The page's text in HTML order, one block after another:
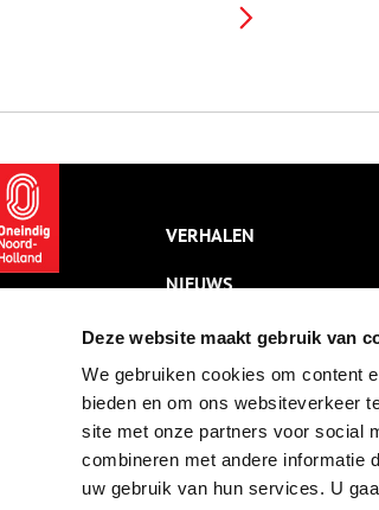
Deze website maakt gebruik van
We gebruiken cookies om content
bieden en om ons websiteverkeer
site met onze partners voor social
combineren met andere informatie
uw gebruik van hun services. U
doorgaande verkeer wurmde
ommetje door Halfweg met het
verhaal van storm, stoom,
schuiten en suikerbieten.
VERHALEN
NIEUWS
KALENDER
THEMA’S
ACTIVITEITEN
VIDEO’S